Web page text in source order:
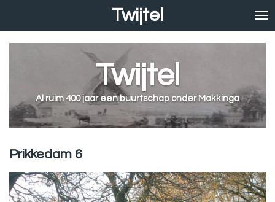
Twijtel
Twijtel
Al ruim 400 jaar een buurtschap onder Makkinga
Prikkedam 6